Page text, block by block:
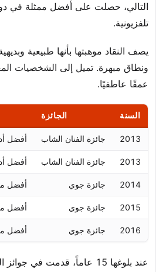
التالي، حصلت على أفضل ممثلة في
تلفزيونية.
يصف النقاد موهبتها بأنها طبيعية
ونطاق مبهرة. تميل إلى الشخصيات
عمقًا عاطفيًا.
السنة الجائزة
2013 جائزة الفنان الشاب أفضل
2013 جائزة الفنان الشاب أفضل
2014 جائزة جوي أفضل
2015 جائزة جوي أفضل
2016 جائزة جوي أفضل
عند بلوغها 15 عاماً، قدمت في